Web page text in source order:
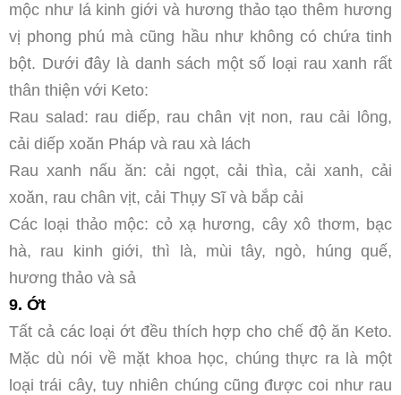
mộc như lá kinh giới và hương thảo tạo thêm hương
vị phong phú mà cũng hầu như không có chứa tinh
bột. Dưới đây là danh sách một số loại rau xanh rất
thân thiện với Keto:
Rau salad: rau diếp, rau chân vịt non, rau cải lông,
cải diếp xoăn Pháp và rau xà lách
Rau xanh nấu ăn: cải ngọt, cải thìa, cải xanh, cải
xoăn, rau chân vịt, cải Thụy Sĩ và bắp cải
Các loại thảo mộc: cỏ xạ hương, cây xô thơm, bạc
hà, rau kinh giới, thì là, mùi tây, ngò, húng quế,
hương thảo và sả
9. Ớt
Tất cả các loại ớt đều thích hợp cho chế độ ăn Keto.
Mặc dù nói về mặt khoa học, chúng thực ra là một
loại trái cây, tuy nhiên chúng cũng được coi như rau